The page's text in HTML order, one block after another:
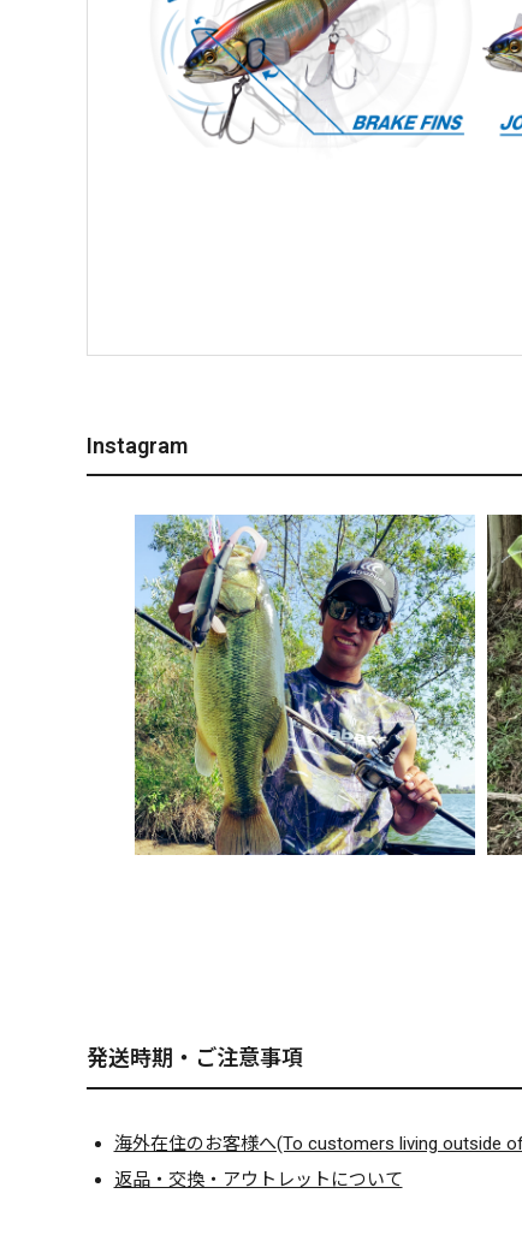
Instagram
発送時期・ご注意事項
海外在住のお客様へ(To customers living outside
返品・交換・アウトレットについて